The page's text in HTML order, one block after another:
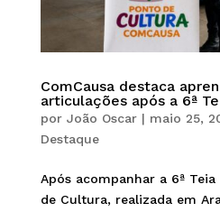
ComCausa destaca
articulações após a 6ª
por João Oscar| maio 25,
Destaque
Após acompanhar a 6ª
de Cultura, realizada em